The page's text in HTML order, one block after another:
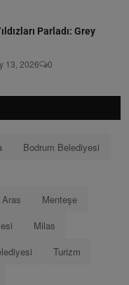
Parladı: Grey
13, 2026 0
Bodrum Belediyesi
Menteşe
Milas
Turizm